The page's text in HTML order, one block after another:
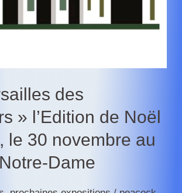
des
» l’Edition de Noël
le 30 novembre au
Dame